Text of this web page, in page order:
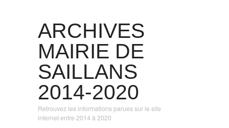
ARCHIVES
MAIRIE DE
SAILLANS
2014-2020
Retrouvez les informations parues sur le site
internet entre 2014 à 2020